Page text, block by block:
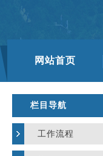
网站首页
栏目导航
工作流程